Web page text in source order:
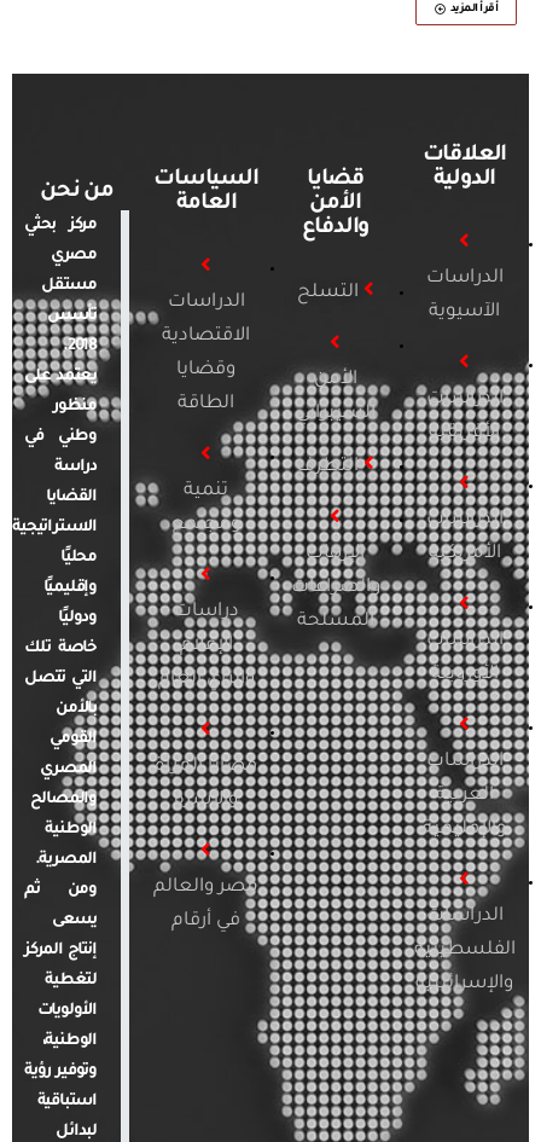
أقرأ المزيد
العلاقات
الدولية
الدراسات
الآسيوية
الدراسات
الأفريقية
الدراسات
الأمريكية
الدراسات
الأوروبية
الدراسات
العربية
والإقليمية
الدراسات
الفلسطينية
والإسرائيلية
قضايا
الأمن
والدفاع
التسلح
الأمن
السيبراني
التطرف
الإرهاب
والصراعات
المسلحة
السياسات
العامة
الدراسات
الاقتصادية
وقضايا
الطاقة
تنمية
ومجتمع
دراسات
الإعلام
والرأي العام
قضايا المرأة
والأسرة
مصر والعالم
في أرقام
من نحن
مركز بحثي
مصري
مستقل
تأسس
2018.
يعتمد على
منظور
وطني في
دراسة
القضايا
الاستراتيجية
محليًا
وإقليميًا
ودوليًا
خاصة تلك
التي تتصل
بالأمن
القومي
المصري
والمصالح
الوطنية
المصرية.
ومن ثم
يسعى
إنتاج المركز
لتغطية
الأولويات
الوطنية،
وتوفير رؤية
استباقية
لبدائل